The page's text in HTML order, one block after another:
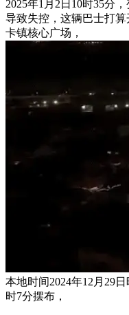
2025年1月2日10时35分
导致失控，这辆巴士打
卡镇核心广场，
本地时间2024年12月29
时7分摆布，